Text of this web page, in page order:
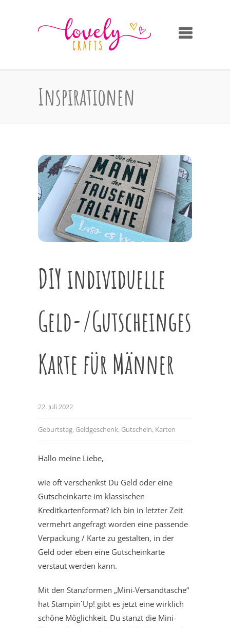
Inspirationen
DIY individuelle
Geld-/
Karte für Männer
22. Juli 2022
Geburtstag, Geldgeschenk, Gutschein, Karten
Hallo meine Liebe,
wie oft verschenkst Du Geld oder eine
Gutscheinkarte im klassischen
Kreditkartenformat? Ich bin in letzter Zeit
vermehrt angefragt worden eine passende
Verpackung / Karte zu gestalten, in der
Geld oder eben eine Gutscheinkarte
verstaut werden kann.
Mit den Stanzformen „Mini-Versandtasche“
hat Stampin`Up! gibt es jetzt eine wirklich
schöne Möglichkeit. Du stanzt die Mini-